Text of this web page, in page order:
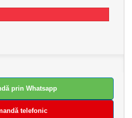
prin Whatsapp
telefonic